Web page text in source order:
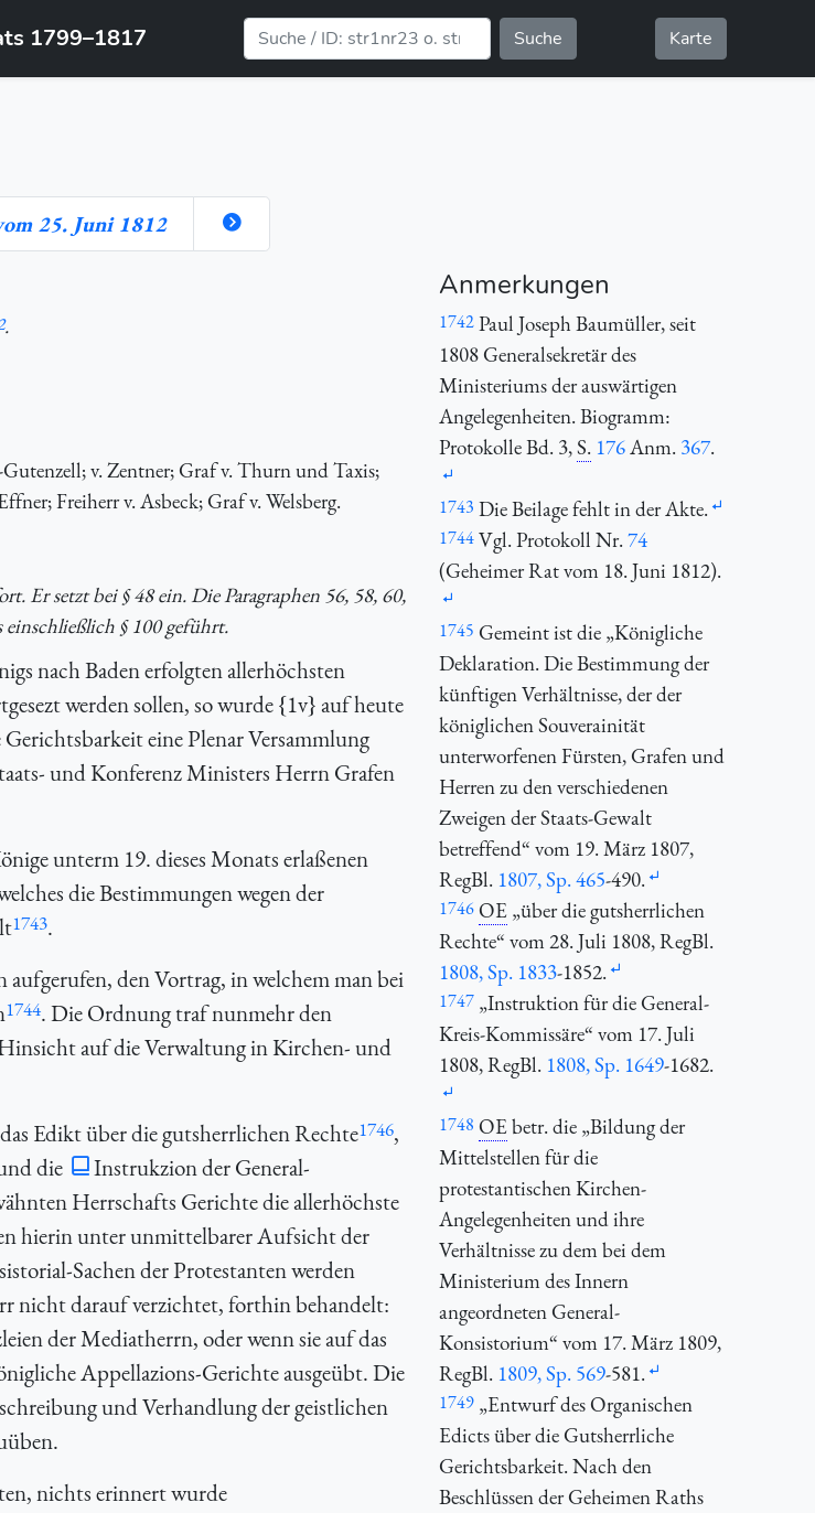
1799–1817 Suche Karte
25. Juni 1812
.
v. Zentner; Graf v. Thurn und Taxis;
Freiherr v. Asbeck; Graf v. Welsberg.
Er setzt bei § 48 ein. Die Paragraphen 56, 58, 60,
§ 100 geführt.
nach Baden erfolgten allerhöchsten
werden sollen, so wurde {1v} auf heute
eine Plenar Versammlung
und Konferenz Ministers Herrn Grafen
unterm 19. dieses Monats erlaßenen
die Bestimmungen wegen der
1743.
den Vortrag, in welchem man bei
1744. Die Ordnung traf nunmehr den
auf die Verwaltung in Kirchen- und
Edikt über die gutsherrlichen Rechte1746,
die
Instrukzion der General-
Herrschafts Gerichte die allerhöchste
hierin unter unmittelbarer Aufsicht der
Sachen der Protestanten werden
nicht darauf verzichtet, forthin behandelt:
der Mediatherrn, oder wenn sie auf das
Appellazions-Gerichte ausgeübt. Die
und Verhandlung der geistlichen
nichts erinnert wurde
Anmerkungen
1742Paul Joseph Baumüller, seit
1808 Generalsekretär des
Ministeriums der auswärtigen
Angelegenheiten. Biogramm:
Protokolle Bd. 3,S. 176Anm. 367.
1743 Die Beilage fehlt in der Akte.
1744Vgl. Protokoll Nr.74
(Geheimer Rat vom 18. Juni 1812).
1745 Gemeint ist die „Königliche
Deklaration. Die Bestimmung der
künftigen Verhältnisse, der der
königlichen Souverainität
unterworfenen Fürsten, Grafen und
Herren zu den verschiedenen
Zweigen der Staats-Gewalt
betreffend“ vom 19. März 1807,
RegBl. 1807, Sp. 465-490.
1746OE „über die gutsherrlichen
Rechte“ vom 28. Juli 1808,RegBl.
1808, Sp. 1833-1852.
1747 „Instruktion für die General-
Kreis-Kommissäre“ vom 17. Juli
1808,RegBl. 1808, Sp. 1649-1682.
1748 OEbetr. die „Bildung der
Mittelstellen für die
protestantischen Kirchen-
Angelegenheiten und ihre
Verhältnisse zu dem bei dem
Ministerium des Innern
angeordneten General-
Konsistorium“ vom 17. März 1809,
RegBl. 1809, Sp. 569-581.
1749 „Entwurf des Organischen
Edicts über die Gutsherrliche
Gerichtsbarkeit. Nach den
Beschlüssen der Geheimen Raths